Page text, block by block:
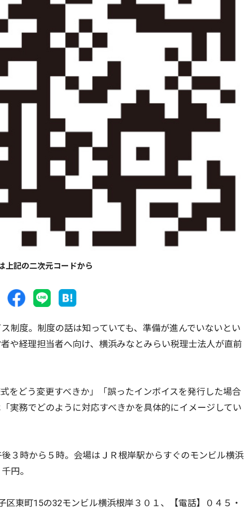
上記の二次元コードから
度。制度の話は知っていても、準備が進んでいないとい
や経理担当者へ向け、横浜みなとみらい税理士法人が直前
どう変更すべきか」「誤ったインボイスを発行した場合
実務でどのように対応すべきかを具体的にイメージしてい
時から５時。会場はＪＲ根岸駅からすぐのモンビル横浜
円。
東町15の32モンビル横浜根岸３０１、【電話】０４５・